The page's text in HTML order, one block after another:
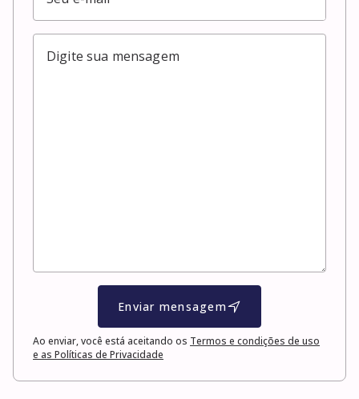
Enviar mensagem
Ao enviar, você está aceitando os Termos e condições de uso
e as Políticas de Privacidade